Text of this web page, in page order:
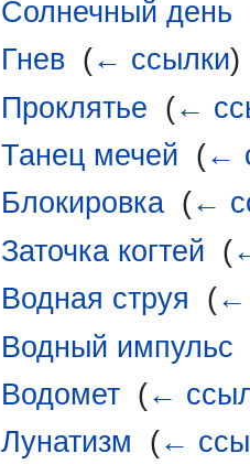
Солнечный день
Гнев‎ (← ссылки)
Проклятье (←
Танец мечей (←
Блокировка‎ (←
Заточка когтей (
Водная струя
(←
Водный импульс
Водомет‎ (←
Лунатизм
(←